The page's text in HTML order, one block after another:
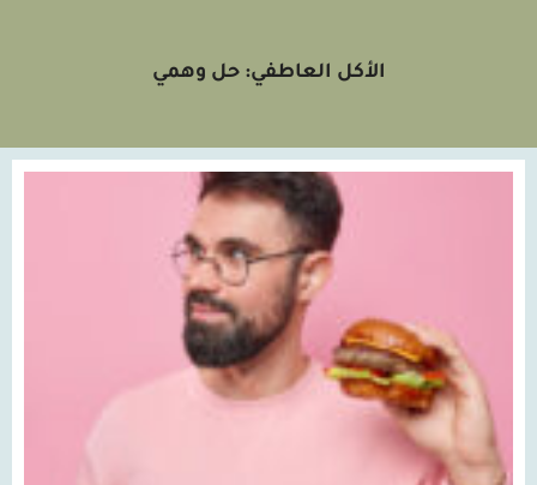
الأكل العاطفي: حل وهمي